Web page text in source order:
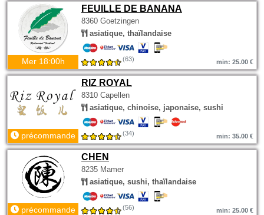
FEUILLE DE BANANA
8360 Goetzingen
asiatique, thaïlandaise
Mer 18:00h (63) min: 25.00 €
RIZ ROYAL
8310 Capellen
asiatique, chinoise, japonaise, sushi
précommande (34) min: 35.00 €
CHEN
8235 Mamer
asiatique, sushi, thaïlandaise
précommande (56) min: 25.00 €